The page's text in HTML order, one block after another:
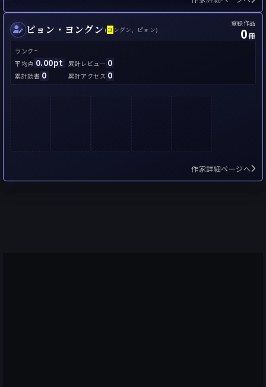
ピョン・ヨングン (ヨ ングン、ピョン)
登録作品
0冊
ランク -
平均点 0.00pt 累計レビュー 0
累計読書 0 累計アクセス 0
作家詳細ページへ